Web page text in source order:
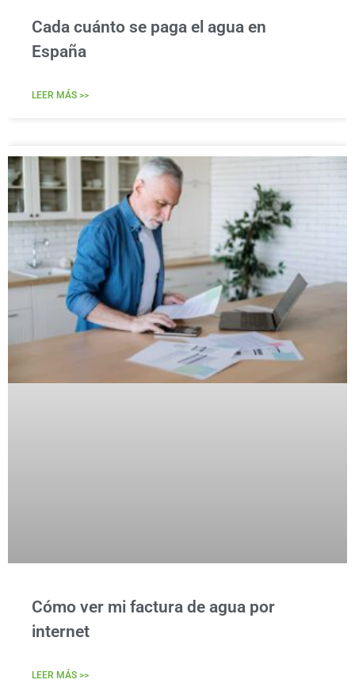
Cada cuánto se paga el agua en
España
LEER MÁS >>
Cómo ver mi factura de agua por
internet
LEER MÁS >>